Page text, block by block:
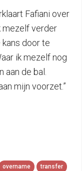
Fafiani over
mezelf verder
door te
ik mezelf nog
aan de bal.
mijn voorzet.”
overname transfer